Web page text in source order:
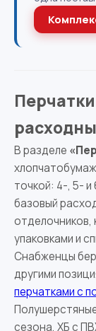
В разделе
точкой: 4-, 5- и
базовый
отделочников,
упаковками и
Снабженцы
другими
перчатками с
сезона, ХБ с